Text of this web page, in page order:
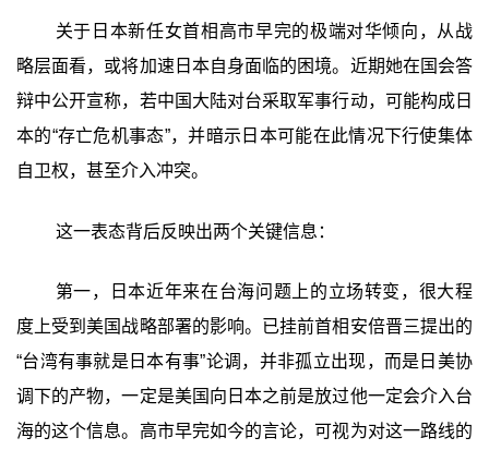
关于日本新任女首相高市早完的极端对华倾向，从战
略层面看，或将加速日本自身面临的困境。近期她在国会答
辩中公开宣称，若中国大陆对台采取军事行动，可能构成日
本的“存亡危机事态”，并暗示日本可能在此情况下行使集体
自卫权，甚至介入冲突。
这一表态背后反映出两个关键信息：
第一，日本近年来在台海问题上的立场转变，很大程
度上受到美国战略部署的影响。已挂前首相安倍晋三提出的
“台湾有事就是日本有事”论调，并非孤立出现，而是日美协
调下的产物，一定是美国向日本之前是放过他一定会介入台
海的这个信息。高市早完如今的言论，可视为对这一路线的